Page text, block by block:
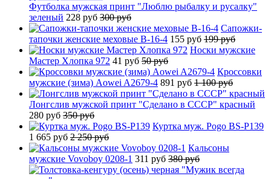
Футболка мужская принт "Люблю рыбалку и русалку"
зеленый 228 руб 300 руб
Сапожки-
тапочки женские меховые B-16-4 155 руб 199 руб
Носки мужские
Мастер Хлопка 972 41 руб 50 руб
Кроссовки
мужские (зима) Aowei A2679-4 891 руб 1 100 руб
Лонгслив мужской принт "Сделано в СССР" красный
280 руб 350 руб
Куртка муж. Pogo BS-P139
1 665 руб 2 250 руб
Кальсоны
мужские Vovoboy 0208-1 311 руб 380 руб